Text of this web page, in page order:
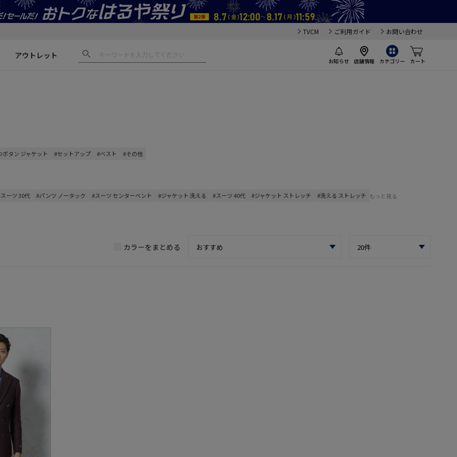
TVCM ご利用ガイド お問い合わせ
お知らせ 店舗情報 カテゴリー カート
アウトレット
ボタン ジャケット #セットアップ #ベスト #その他
ーツ 30代 #パンツ ノータック #スーツ センターベント #ジャケット 洗える #スーツ 40代 #ジャケット ストレッチ #洗える ストレッチ もっと見る
カラーをまとめる